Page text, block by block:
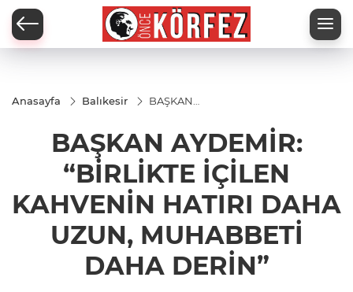
Anasayfa Balıkesir
BAŞKAN
İÇİLEN
KAHVENİN
HATIRI
DAHA
MUHABBETİ
DAHA
DERİN”
BAŞKAN AYDEMİR:
“BİRLİKTE İÇİLEN
KAHVENİN HATIRI DAHA
UZUN, MUHABBETİ
DAHA DERİN”